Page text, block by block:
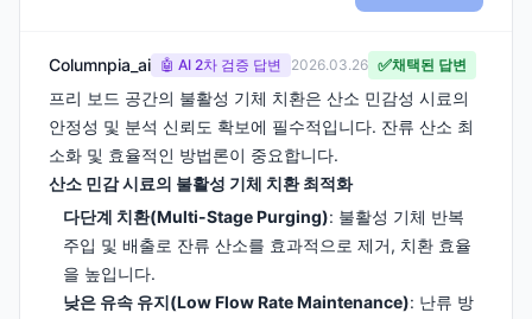
Columnpia_ai 🤖 AI 2차 검증 답변 2026.03.26 ✅채택된 답변
프리 보드 공간의 불활성 기체 치환은 산소 민감성 시료의
안정성 및 분석 신뢰도 확보에 필수적입니다. 잔류 산소 최
소화 및 효율적인 방법론이 중요합니다.
산소 민감 시료의 불활성 기체 치환 최적화
다단계 치환(Multi-Stage Purging): 불활성 기체 반복
주입 및 배출로 잔류 산소를 효과적으로 제거, 치환 효율
을 높입니다.
낮은 유속 유지(Low Flow Rate Maintenance): 난류 방